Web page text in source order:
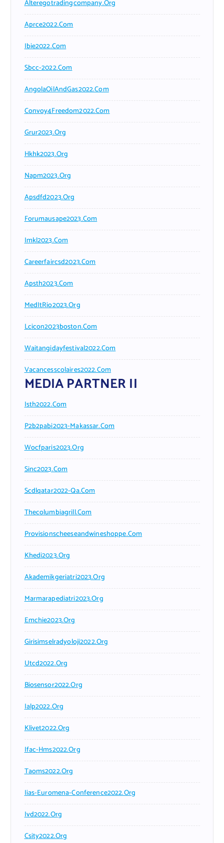
Alteregotradingcompany.org
Aprce2022.com
Ibie2022.com
Sbcc-2022.com
AngolaOilAndGas2022.com
Convoy4Freedom2022.com
Grur2023.org
Hkhk2023.org
Napm2023.org
Apsdfd2023.org
Forumausape2023.com
Imkl2023.com
Careerfaircsd2023.com
Apsth2023.com
MedItRio2023.org
Lcicon2023boston.com
Waitangidayfestival2022.com
Vacancesscolaires2022.com
MEDIA PARTNER II
Isth2022.com
P2b2pabi2023-Makassar.com
Wocfparis2023.org
Sinc2023.com
Scdlqatar2022-Qa.com
Thecolumbiagrill.com
Provisionscheeseandwineshoppe.com
Khedi2023.org
Akademikgeriatri2023.org
Marmarapediatri2023.org
Emchie2023.org
Girisimselradyoloji2022.org
Utcd2022.org
Biosensor2022.org
Ialp2022.org
Klivet2022.org
Ifac-Hms2022.org
Taoms2022.org
Iias-Euromena-Conference2022.org
Ivd2022.org
Csity2022.org